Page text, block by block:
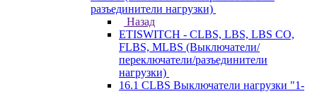
разъединители нагрузки)
Назад
ETISWITCH - CLBS, LBS, LBS CO,
FLBS, MLBS (Выключатели/
переключатели/разъединители
нагрузки)
16.1 CLBS Выключатели нагрузки "1-